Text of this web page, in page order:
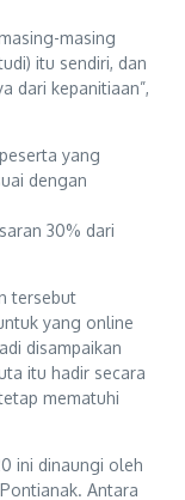
masing
itu sendiri, dan
dari kepanitiaan”,
yang
dengan
30% dari
tersebut
yang online
disampaikan
itu hadir secara
mematuhi
ini dinaungi oleh
Antara